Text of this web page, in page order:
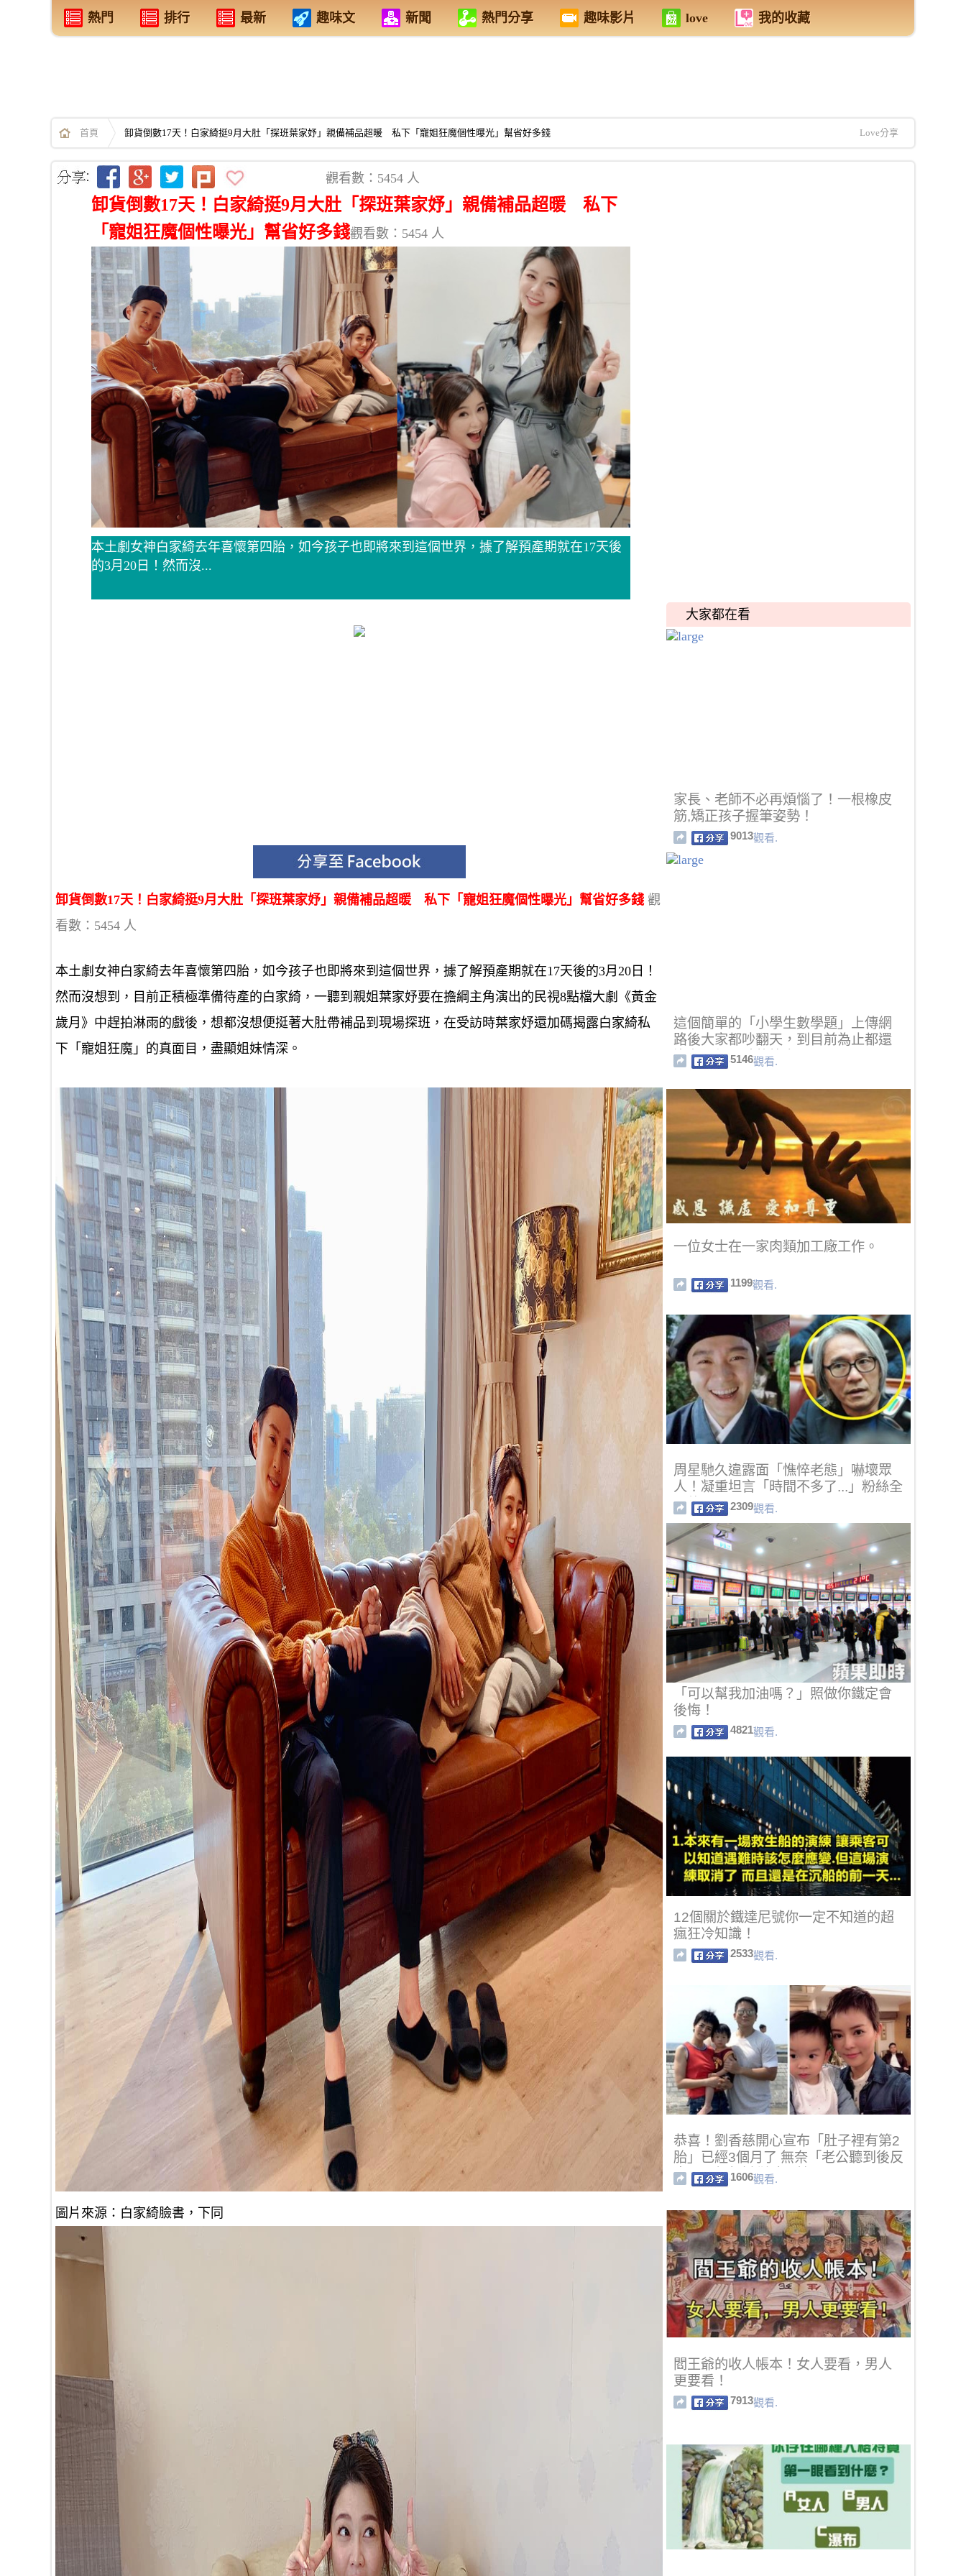
熱門 排行 最新 趣味文 新聞 熱門分享 趣味影片 love 我的收藏
首頁 卸貨倒數17天！白家綺挺9月大肚「探班葉家妤」親備補品超暖 私下「寵姐狂魔個性曝光」幫省好多錢 Love分享
觀看數：5454 人
卸貨倒數17天！白家綺挺9月大肚「探班葉家妤」親備補品超暖 私下
「寵姐狂魔個性曝光」幫省好多錢觀看數：5454 人
本土劇女神白家綺去年喜懷第四胎，如今孩子也即將來到這個世界，據了解預產期就在17天後
的3月20日！然而沒...
卸貨倒數17天！白家綺挺9月大肚「探班葉家妤」親備補品超暖 私下「寵姐狂魔個性曝光」幫省好多錢 觀
看數：5454 人
本土劇女神白家綺去年喜懷第四胎，如今孩子也即將來到這個世界，據了解預產期就在17天後的3月20日！
然而沒想到，目前正積極準備待產的白家綺，一聽到親姐葉家妤要在擔綱主角演出的民視8點檔大劇《黃金
歲月》中趕拍淋雨的戲後，想都沒想便挺著大肚帶補品到現場探班，在受訪時葉家妤還加碼揭露白家綺私
下「寵姐狂魔」的真面目，盡顯姐妹情深。
圖片來源：白家綺臉書，下同
大家都在看
家長、老師不必再煩惱了！一根橡皮
筋,矯正孩子握筆姿勢！
9013觀看.
這個簡單的「小學生數學題」上傳網
路後大家都吵翻天，到目前為止都還
沒有一個正確的答案！
5146觀看.
一位女士在一家肉類加工廠工作。
1199觀看.
周星馳久違露面「憔悴老態」嚇壞眾
人！凝重坦言「時間不多了...」粉絲全
哭傻！
2309觀看.
「可以幫我加油嗎？」照做你鐵定會
後悔！
4821觀看.
12個關於鐵達尼號你一定不知道的超
瘋狂冷知識！
2533觀看.
恭喜！劉香慈開心宣布「肚子裡有第2
胎」已經3個月了 無奈「老公聽到後反
應」：很想拗斷驗孕棒
1606觀看.
閻王爺的收人帳本！女人要看，男人
更要看！
7913觀看.